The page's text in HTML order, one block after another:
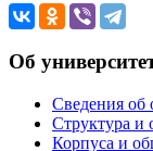
Об
Сведения об
Структура и
Корпуса и